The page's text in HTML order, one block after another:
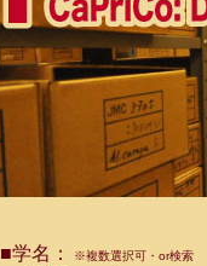
■学名： ※複数選択可・or検索